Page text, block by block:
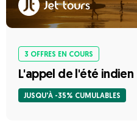
3 OFFRES EN COURS
L'appel de l'été indien
JUSQU'À -35% CUMULABLES